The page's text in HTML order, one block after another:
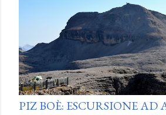
byLuca Mattiello
PIZ BOÈ: ESCURSIONE AD